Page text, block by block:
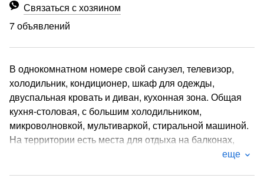
Связаться с хозяином
7 объявлений
В однокомнатном номере свой санузел, телевизор,
холодильник, кондиционер, шкаф для одежды,
двуспальная кровать и диван, кухонная зона. Общая
кухня-столовая, с большим холодильником,
микроволновкой, мультиваркой, стиральной машиной.
На территории есть места для отдыха на балконах,
чайный домик,лаунж-зона и терраса во дворе и наеще